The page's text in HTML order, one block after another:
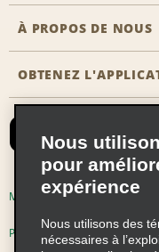
Agents de voyage
Réserver un
Emerald Club se
Emerald Club
Emerald Club
Nous contacter
FAQ
Toutes les offres
Abonnement aux
À PROPOS DE NOUS
Histoire de
Responsabilité
Occasions de
Perspectives de
OBTENEZ
Modalités d'utilisation
Politique sur les fichiers
Nous
pour
expérience
Nous utilisons des
nécessaires à